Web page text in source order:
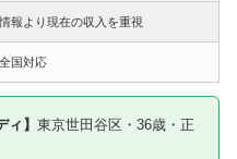
報より現在の収入を重視
国対応
】 東京世田谷区・36歳・正